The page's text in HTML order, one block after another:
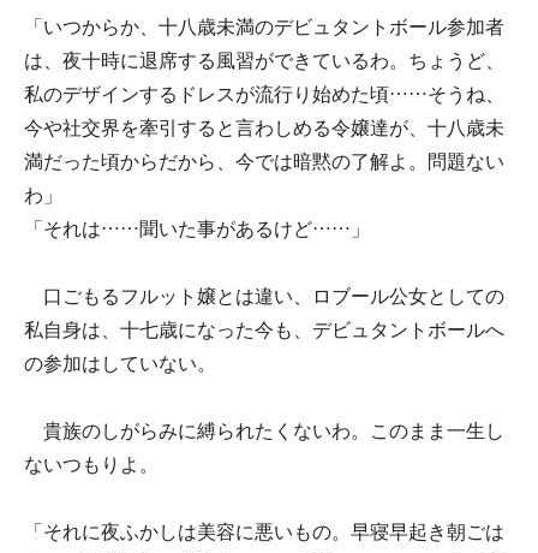
「いつからか、十八歳未満のデビュタントボール参加者
は、夜十時に退席する風習ができているわ。ちょうど、
私のデザインするドレスが流行り始めた頃……そうね、
今や社交界を牽引すると言わしめる令嬢達が、十八歳未
満だった頃からだから、今では暗黙の了解よ。問題ない
わ」
「それは……聞いた事があるけど……」
口ごもるフルット嬢とは違い、ロブール公女としての
私自身は、十七歳になった今も、デビュタントボールへ
の参加はしていない。
貴族のしがらみに縛られたくないわ。このまま一生し
ないつもりよ。
「それに夜ふかしは美容に悪いもの。早寝早起き朝ごは